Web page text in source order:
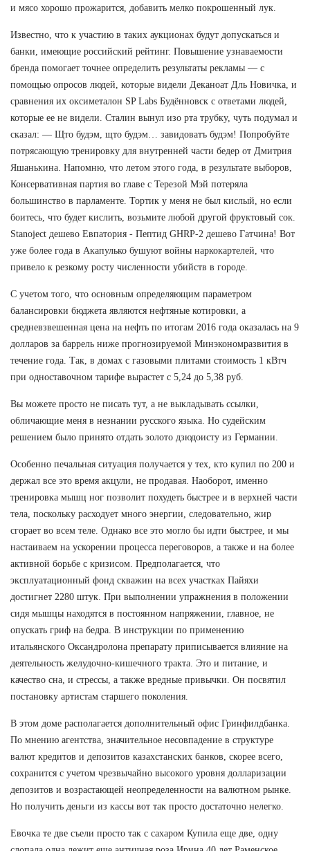
и мясо хорошо прожарится, добавить мелко покрошенный лук.
Известно, что к участию в таких аукционах будут допускаться и
банки, имеющие российский рейтинг. Повышение узнаваемости
бренда помогает точнее определить результаты рекламы — с
помощью опросов людей, которые видели Деканоат Дль Новичка, и
сравнения их оксиметалон SP Labs Будённовск с ответами людей,
которые ее не видели. Сталин вынул изо рта трубку, чуть подумал и
сказал: — Щто будэм, щто будэм… завидоватъ будэм! Попробуйте
потрясающую тренировку для внутренней части бедер от Дмитрия
Яшанькина. Напомню, что летом этого года, в результате выборов,
Консервативная партия во главе с Терезой Мэй потеряла
большинство в парламенте. Тортик у меня не был кислый, но если
боитесь, что будет кислить, возьмите любой другой фруктовый сок.
Stanoject дешево Евпатория - Пептид GHRP-2 дешево Гатчина! Вот
уже более года в Акапулько бушуют войны наркокартелей, что
привело к резкому росту численности убийств в городе.
С учетом того, что основным определяющим параметром
балансировки бюджета являются нефтяные котировки, а
средневзвешенная цена на нефть по итогам 2016 года оказалась на 9
долларов за баррель ниже прогнозируемой Минэкономразвития в
течение года. Так, в домах с газовыми плитами стоимость 1 кВтч
при одноставочном тарифе вырастет с 5,24 до 5,38 руб.
Вы можете просто не писать тут, а не выкладывать ссылки,
обличающие меня в незнании русского языка. Но судейским
решением было принято отдать золото дзюдоисту из Германии.
Особенно печальная ситуация получается у тех, кто купил по 200 и
держал все это время акцули, не продавая. Наоборот, именно
тренировка мышц ног позволит похудеть быстрее и в верхней части
тела, поскольку расходует много энергии, следовательно, жир
сгорает во всем теле. Однако все это могло бы идти быстрее, и мы
настаиваем на ускорении процесса переговоров, а также и на более
активной борьбе с кризисом. Предполагается, что
эксплуатационный фонд скважин на всех участках Пайяхи
достигнет 2280 штук. При выполнении упражнения в положении
сидя мышцы находятся в постоянном напряжении, главное, не
опускать гриф на бедра. В инструкции по применению
итальянского Оксандролона препарату приписывается влияние на
деятельность желудочно-кишечного тракта. Это и питание, и
качество сна, и стрессы, а также вредные привычки. Он посвятил
постановку артистам старшего поколения.
В этом доме располагается дополнительный офис Гринфилдбанка.
По мнению агентства, значительное несовпадение в структуре
валют кредитов и депозитов казахстанских банков, скорее всего,
сохранится с учетом чрезвычайно высокого уровня долларизации
депозитов и возрастающей неопределенности на валютном рынке.
Но получить деньги из кассы вот так просто достаточно нелегко.
Евочка те две съели просто так с сахаром Купила еще две, одну